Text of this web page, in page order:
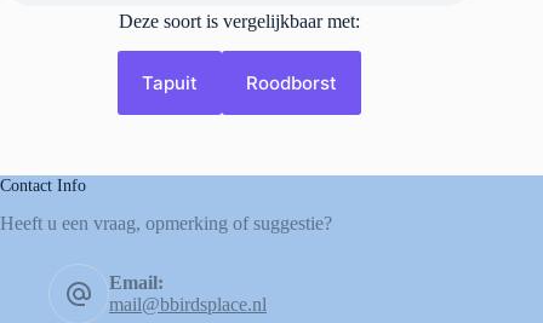
Deze soort is vergelijkbaar met:
Tapuit Roodborst
Contact Info
Heeft u een vraag, opmerking of suggestie?
Email:
mail@bbirdsplace.nl